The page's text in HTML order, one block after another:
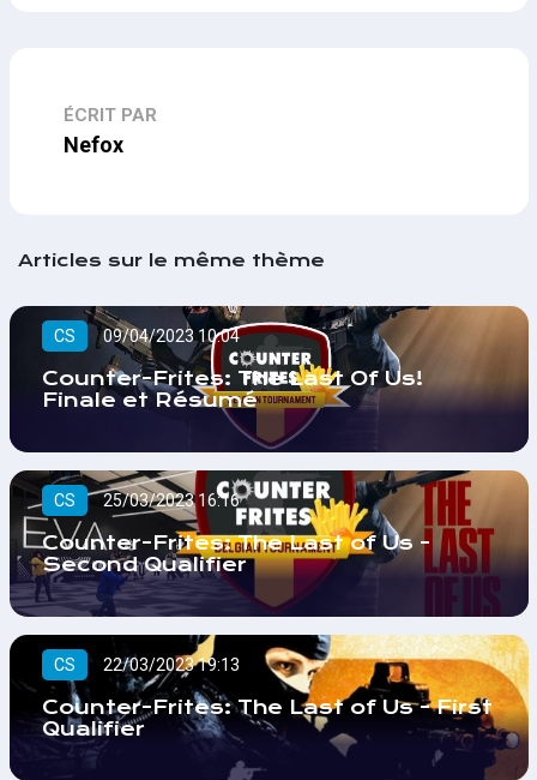
ÉCRIT PAR
Nefox
Articles sur le même thème
CS 09/04/2023 10:04
Counter-Frites: The Last Of Us!
Finale et Résumé
CS 25/03/2023 16:16
Counter-Frites: The Last of Us -
Second Qualifier
CS 22/03/2023 19:13
Counter-Frites: The Last of Us - First
Qualifier